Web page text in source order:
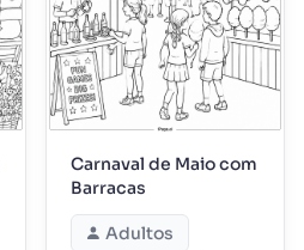
Carnaval de Maio com
Barracas
Adultos